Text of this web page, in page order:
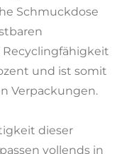
Schmuckdose
und ist somit
Verpackungen.
dieser
vollends in